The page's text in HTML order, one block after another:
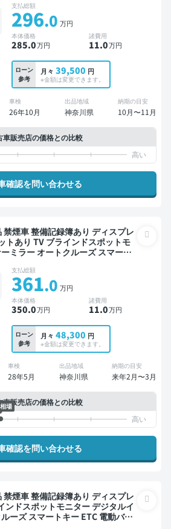
軽減支払総額
296.0 万円
本体価格
285.0万円
諸費用
11.0万円
ローン
参考
月々 39,500 円
※金額は変更できます。
車検
26年10月
出品地域
神奈川県
納期の目安
10月〜11月
車販売店の価格との比較
確認を問い合わせる
トあり TV ブラインドスポットモ
ミラー オートクルーズ スマート
支払総額
361.0 万円
本体価格
350.0万円
諸費用
11.0万円
ローン
参考
月々 48,300 円
※金額は変更できます。
車検
28年5月
出品地域
神奈川県
納期の目安
来年2月〜3月
車販売店の価格との比較
場
確認を問い合わせる
ンドスポットモニター デジタルイ
ーズ スマートキー ETC 電動バッ